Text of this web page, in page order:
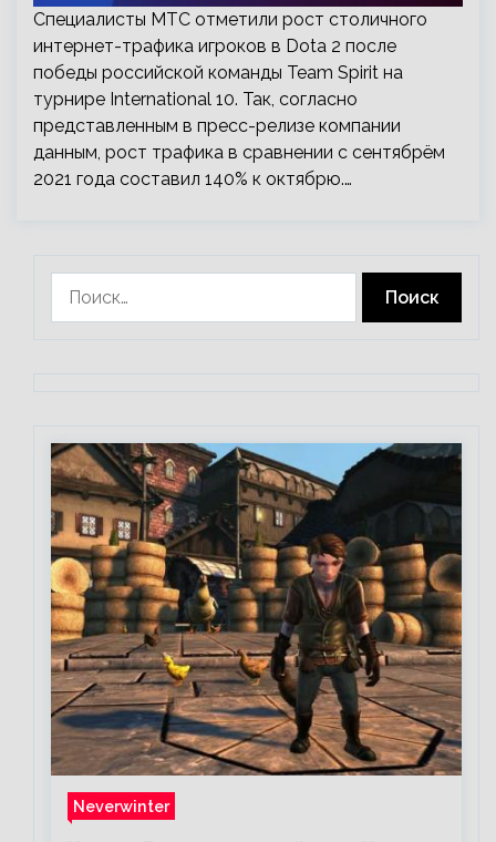
Специалисты МТС отметили рост столичного
интернет-трафика игроков в Dota 2 после
победы российской команды Team Spirit на
турнире International 10. Так, согласно
представленным в пресс-релизе компании
данным, рост трафика в сравнении с сентябрём
2021 года составил 140% к октябрю.…
Neverwinter